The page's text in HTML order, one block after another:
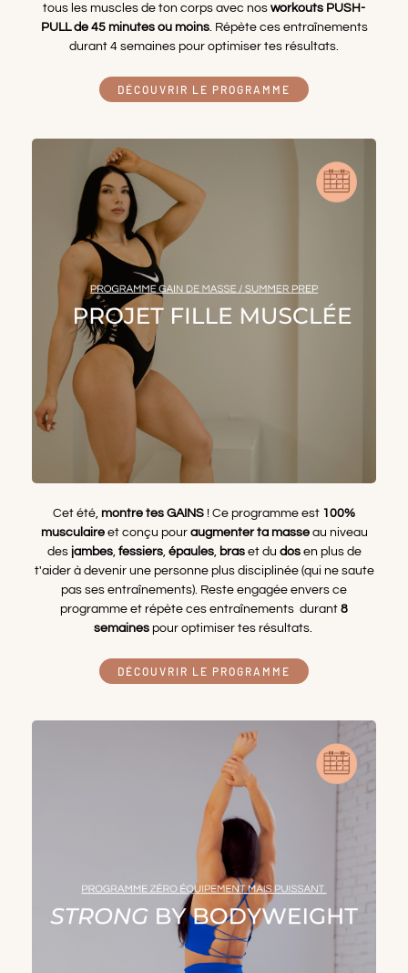
tous les muscles de ton corps avec nos workouts PUSH-
PULL de 45 minutes ou moins. Répète ces entraînements
durant 4 semaines pour optimiser tes résultats.
DÉCOUVRIR LE PROGRAMME
Cet été, montre tes GAINS ! Ce programme est 100%
musculaireet conçu pour augmenter ta masseau niveau
desjambes, fessiers, épaules, braset du dosen plus de
t'aider à devenir une personne plus disciplinée (qui ne saute
pas ses entraînements). Reste engagée envers ce
programme et répète ces entraînements durant 8
semainespour optimiser tes résultats.
DÉCOUVRIR LE PROGRAMME